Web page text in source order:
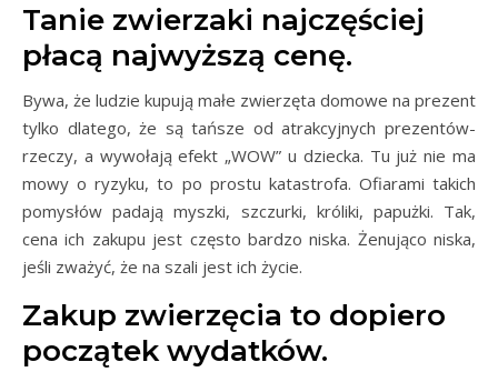
Tanie zwierzaki najczęściej
płacą najwyższą cenę.
Bywa, że ludzie kupują małe zwierzęta domowe na prezent
tylko dlatego, że są tańsze od atrakcyjnych prezentów-
rzeczy, a wywołają efekt „WOW” u dziecka. Tu już nie ma
mowy o ryzyku, to po prostu katastrofa. Ofiarami takich
pomysłów padają myszki, szczurki, króliki, papużki. Tak,
cena ich zakupu jest często bardzo niska. Żenująco niska,
jeśli zważyć, że na szali jest ich życie.
Zakup zwierzęcia to dopiero
początek wydatków.